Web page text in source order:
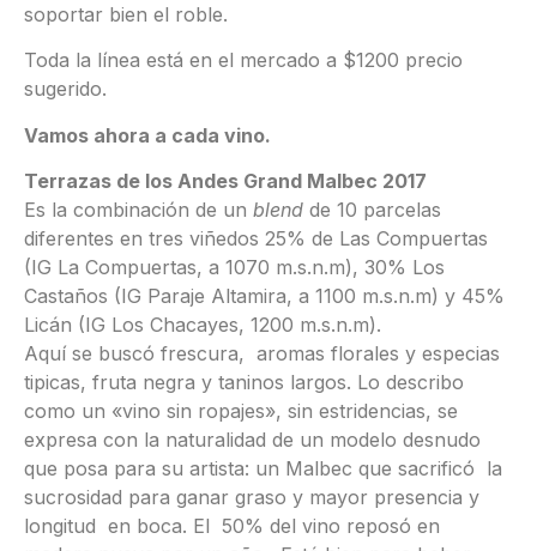
soportar bien el roble.
Toda la línea está en el mercado a $1200 precio
sugerido.
Vamos ahora a cada vino.
Terrazas de los Andes Grand Malbec 2017
Es la combinación de un blend de 10 parcelas
diferentes en tres viñedos 25% de Las Compuertas
(IG La Compuertas, a 1070 m.s.n.m), 30% Los
Castaños (IG Paraje Altamira, a 1100 m.s.n.m) y 45%
Licán (IG Los Chacayes, 1200 m.s.n.m).
Aquí se buscó frescura, aromas florales y especias
tipicas, fruta negra y taninos largos. Lo describo
como un «vino sin ropajes», sin estridencias, se
expresa con la naturalidad de un modelo desnudo
que posa para su artista: un Malbec que sacrificó la
sucrosidad para ganar graso y mayor presencia y
longitud en boca. El 50% del vino reposó en